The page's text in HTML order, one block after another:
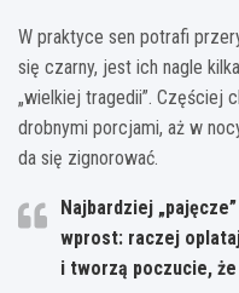
W praktyce sen potrafi
się czarny, jest ich nagle
„wielkiej tragedii”. Częściej
drobnymi porcjami, aż w
da się zignorować.
Najbardziej
wprost: raczej
i tworzą poczucie,